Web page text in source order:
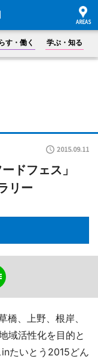
す・働く 学ぶ・知る
2015.09.11
ードフェス」
リー
、上野、根岸、
域活性化を目的と
たいとう2015どん